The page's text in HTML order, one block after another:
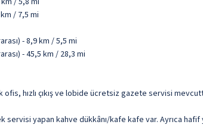
/ 7,5 mi
- 8,9 km / 5,5 mi
- 45,5 km / 28,3 mi
ofis, hızlı çıkış ve lobide ücretsiz gazete servisi
servisi yapan kahve dükkânı/kafe kafe var. Ayrıca